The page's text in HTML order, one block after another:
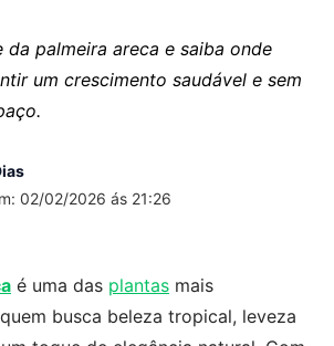
palmeira areca e saiba onde
um crescimento saudável e sem
02/02/2026 ás 21:26
é uma das plantas mais
busca beleza tropical, leveza